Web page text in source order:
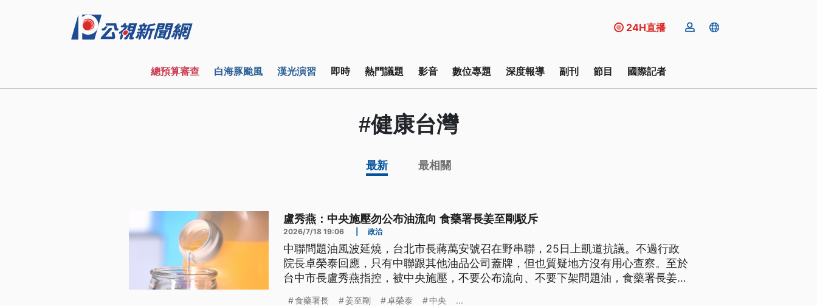
24H直播
總預算審查 白海豚颱風 漢光演習 即時 熱門議題 影音 數位專題 深度報導 副刊 節目 國際記者
#健康台灣
最新 最相關
盧秀燕：中央施壓勿公布油流向 食藥署長姜至剛駁斥
2026/7/18 19:06 政治
中聯問題油風波延燒，台北市長蔣萬安號召在野串聯，25日上凱道抗議。不過行政
院長卓榮泰回應，只有中聯跟其他油品公司蓋牌，但也質疑地方沒有用心查察。至於
台中市長盧秀燕指控，被中央施壓，不要公布流向、不要下架問題油，食藥署長姜至
食藥署長 姜至剛 卓榮泰 中央 ...